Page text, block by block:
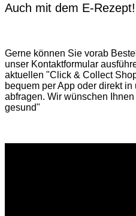
Auch mit dem E-Rezept!
Gerne können Sie vorab
unser Kontaktformular
aktuellen "Click & Collect
bequem per App oder direkt
abfragen. Wir wünschen
gesund"